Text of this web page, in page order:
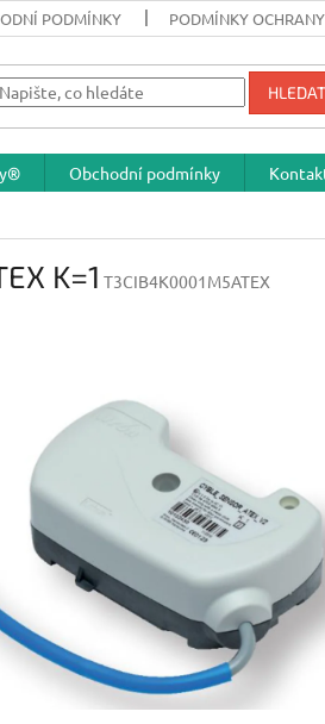
PODMÍNKY PODMÍNKY
HLEDAT
Obchodní podmínky
K=1 T3CIB4K0001M5ATEX